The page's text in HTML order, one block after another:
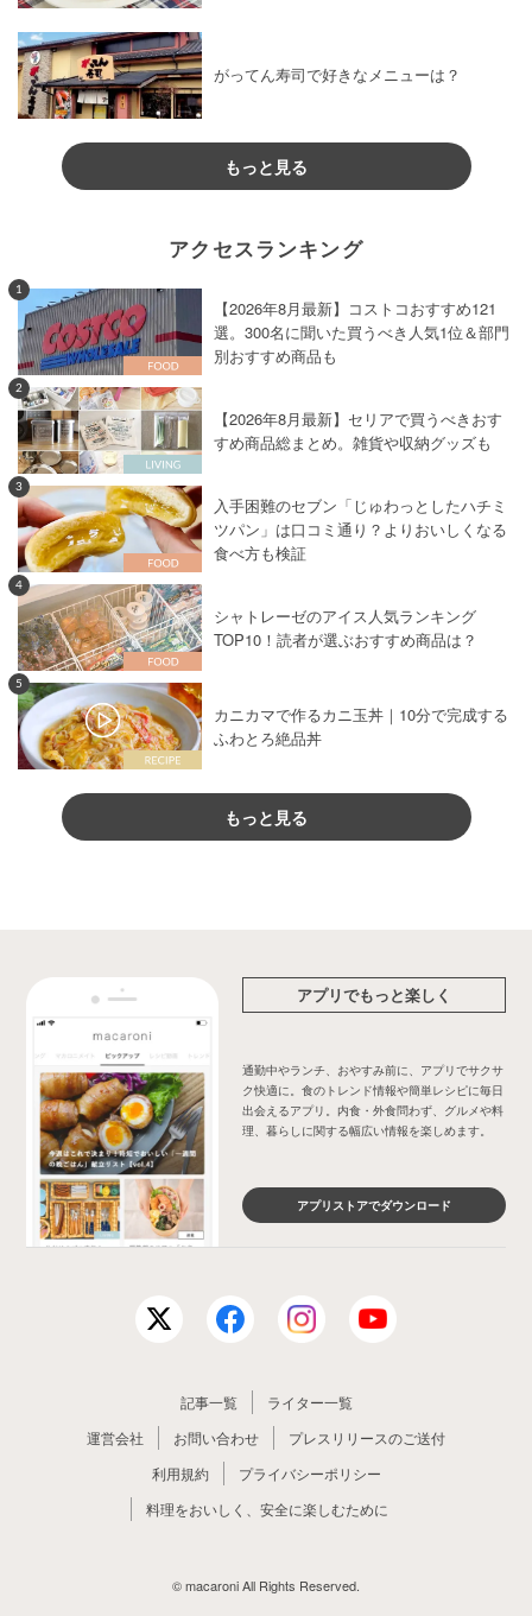
がってん寿司で好きなメニューは？
もっと見る
アクセスランキング
1
【2026年8月最新】コストコおすすめ121
選。300名に聞いた買うべき人気1位＆部門
別おすすめ商品も
2
【2026年8月最新】セリアで買うべきおす
すめ商品総まとめ。雑貨や収納グッズも
3
入手困難のセブン「じゅわっとしたハチミ
ツパン」は口コミ通り？よりおいしくなる
食べ方も検証
4
シャトレーゼのアイス人気ランキング
TOP10！読者が選ぶおすすめ商品は？
5
カニカマで作るカニ玉丼｜10分で完成する
ふわとろ絶品丼
もっと見る
アプリでもっと楽しく
通勤中やランチ、おやすみ前に、アプリでサクサ
ク快適に。食のトレンド情報や簡単レシピに毎日
出会えるアプリ。内食・外食問わず、グルメや料
理、暮らしに関する幅広い情報を楽しめます。
アプリストアでダウンロード
記事一覧
ライター一覧
運営会社
お問い合わせ
プレスリリースのご送付
利用規約
プライバシーポリシー
料理をおいしく、安全に楽しむために
© macaroni All Rights Reserved.